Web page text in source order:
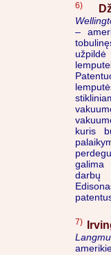
6)
–
kuris
darbų
7)